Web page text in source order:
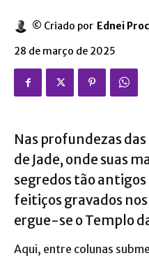
© Criado por Ednei
28 de março de 2025
Nas profundezas
de Jade, onde suas
segredos tão
feitiços gravados
ergue-se o Templo
Aqui, entre colunas